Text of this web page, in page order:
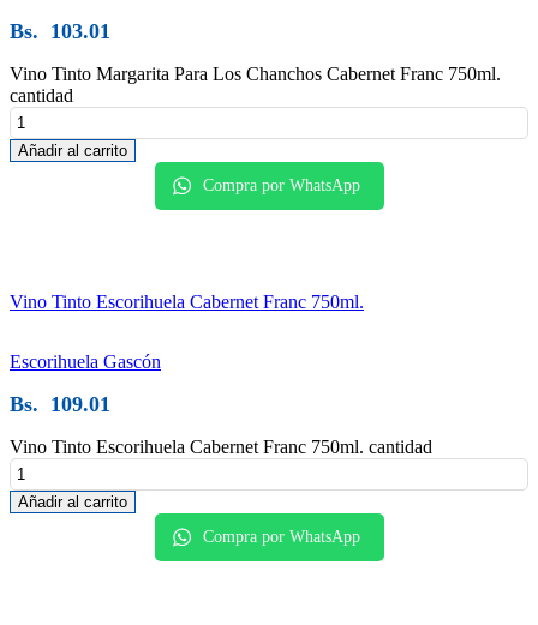
Bs. 103.01
Vino Tinto Margarita Para Los Chanchos Cabernet Franc 750ml.
cantidad
Añadir al carrito
Compra por WhatsApp
Vino Tinto Escorihuela Cabernet Franc 750ml.
Escorihuela Gascón
Bs. 109.01
Vino Tinto Escorihuela Cabernet Franc 750ml. cantidad
Añadir al carrito
Compra por WhatsApp